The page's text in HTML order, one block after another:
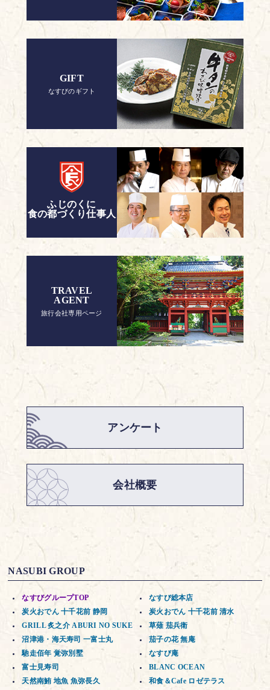
GIFT
なすびのギフト
ふじのくに
食の都づくり仕事人
TRAVEL
AGENT
旅行会社専用ページ
アンケート
会社概要
NASUBI GROUP
なすびグループTOP
なすび総本店
炭火おでん 十千花前 静岡
炭火おでん 十千花前 清水
GRILL 炙之介 ABURI NO SUKE
草薙 茄兵衛
沼津港・海天寿司 一富士丸
茄子の花 無庵
馳走佰年 覚弥別墅
なすび庵
富士見寿司
BLANC OCEAN
天然南鮪 地魚 魚弥長久
和食＆Cafe ロゼテラス